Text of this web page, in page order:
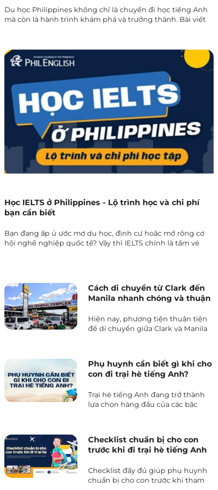
Du học Philippines không chỉ là chuyến đi học tiếng Anh
mà còn là hành trình khám phá và trưởng thành. Bài viết
đảo xinh đẹp này.
Học IELTS ở Philippines - Lộ trình học và chi phí
bạn cần biết
Bạn đang ấp ủ ước mơ du học, định cư hoặc mở rộng cơ
hội nghề nghiệp quốc tế? Vậy thì IELTS chính là tấm vé
hợp lý và phương pháp đào tạo hiệu quả. Nhưng để đạt
được kết quả cao, bạn cần một lộ trình học IELTS ở
Philippines rõ ràng và phù hợ
Cách di chuyển từ Clark đến
Manila nhanh chóng và thuận
Hiện nay, phương tiện thuận tiện
để di chuyển giữa Clark và Manila
thẳng từ Clark đến Sân bay Manila,
mang lại hành trình an toàn và
thoải mái. Bài viết sẽ hướng dẫn
Sân bay Quốc tế Clark hoặc Nhà ga
Trung tâm thành phố đến Sân bay
Phụ huynh cần biết gì khi cho
con đi trại hè tiếng Anh?
Trại hè tiếng Anh đang trở thành
lựa chọn hàng đầu của các bậc
rèn luyện kỹ năng sống. Tuy nhiên,
để đảm bảo con có trải nghiệm an
toàn và hiệu quả, phụ huynh cần
gửi con đi trại hè. Dưới đây là
những thông tin quan trọng mà
Checklist chuẩn bị cho con
trước khi đi trại hè tiếng Anh
Checklist đầy đủ giúp phụ huynh
chuẩn bị cho con trước khi tham